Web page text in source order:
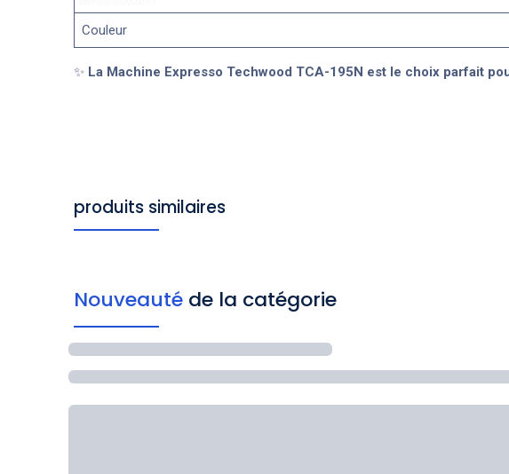
Couleur
✨ La Machine Expresso Techwood TCA-195N est le choix parfait
produits similaires
Nouveauté de la catégorie